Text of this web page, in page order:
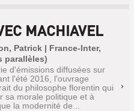
MACHIAVEL
Patrick | France-Inter,
parallèles)
d'émissions diffusées sur
l'été 2016, l'ouvrage
du philosophe florentin qui
sa morale politique et à
la modernité de...